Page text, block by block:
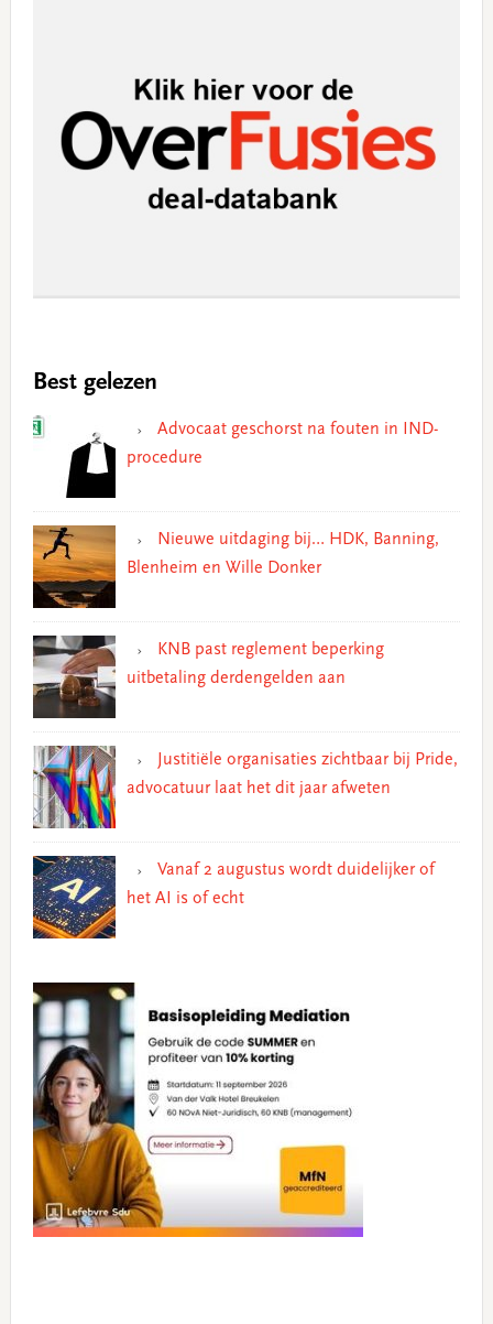
Best gelezen
Advocaat geschorst na fouten in IND-
procedure
Nieuwe uitdaging bij… HDK, Banning,
Blenheim en Wille Donker
KNB past reglement beperking
uitbetaling derdengelden aan
Justitiële organisaties zichtbaar bij Pride,
advocatuur laat het dit jaar afweten
Vanaf 2 augustus wordt duidelijker of
het AI is of echt